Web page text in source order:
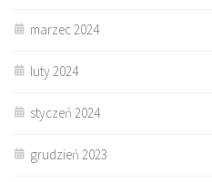
marzec 2024
luty 2024
styczeń 2024
grudzień 2023